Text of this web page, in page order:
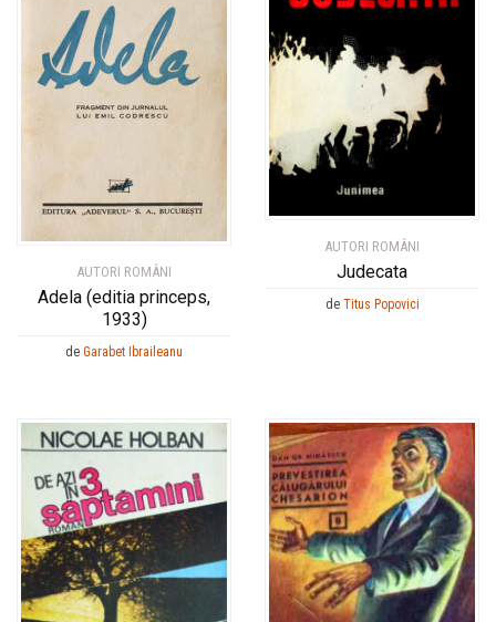
AUTORI ROMÂNI
Adela (editia princeps,
1933)
de Garabet Ibraileanu
AUTORI ROMÂNI
Judecata
de Titus Popovici